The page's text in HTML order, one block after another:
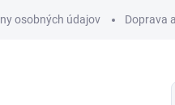
osobných údajov Doprava